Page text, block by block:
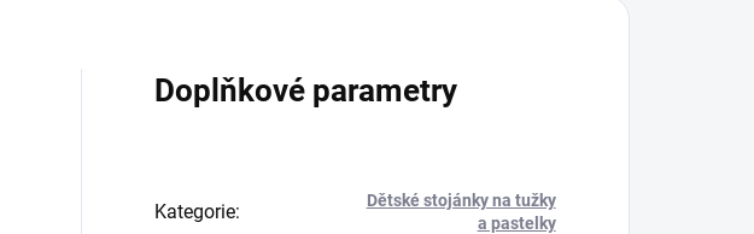
Doplňkové parametry
Kategorie:
Dětské stojánky na tužky
a pastelky